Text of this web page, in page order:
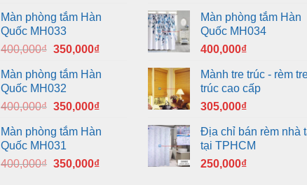
Màn phòng tắm Hàn
Quốc MH033
400,000₫ Giá
là:
400,000₫.
350,000₫Giá
tại
350,000₫.
Màn phòng tắm Hàn
Quốc MH032
400,000₫ Giá
là:
400,000₫.
350,000₫Giá
tại
350,000₫.
Màn phòng tắm Hàn
Quốc MH031
400,000₫ Giá
350,000₫Giá
Màn phòng tắm Hàn
Quốc MH034
400,000₫
Mành tre trúc - rèm
trúc cao cấp
305,000₫
Địa chỉ bán rèm nhà
tại TPHCM
250,000₫